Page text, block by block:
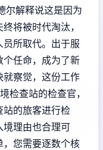
尔解释说这是因为
将被时代淘汰，
所取代。出于服
个任命，成为了新
就察觉，这份工作
检查站的检查官，
站的旅客进行检
境理由也合理可
您需要逐数个核